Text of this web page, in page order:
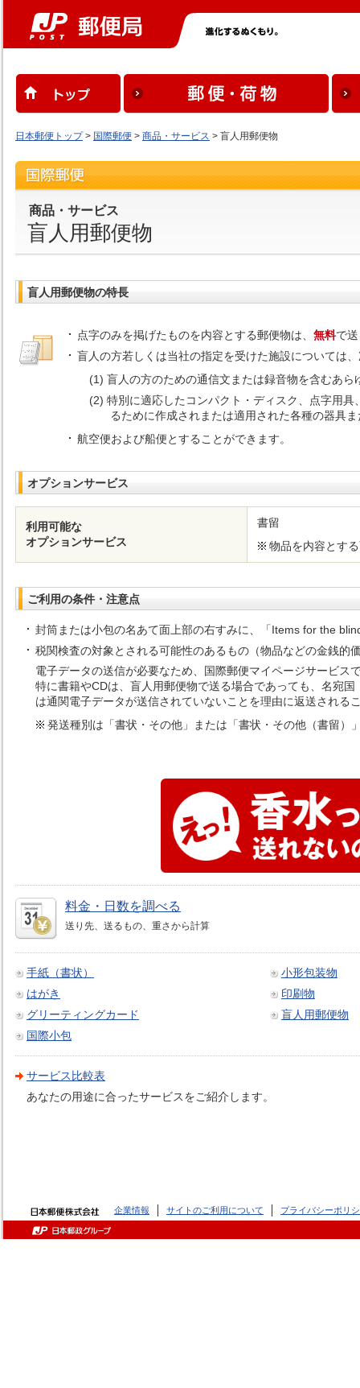
日本郵便トップ> 国際郵便 > 商品・サービス > 盲人用郵便物
商品・サービス
盲人用郵便物
盲人用郵便物の特長
点字のみを掲げたものを内容とする郵便物は、 無料で
盲人の方若しくは当社の指定を受けた施設については
盲人の方のための通信文または録音物を含むあら
特別に適応したコンパクト・ディスク、点字用
るために作成されまたは適用された各種の器具
航空便および船便とすることができます。
オプションサービス
利用可能な
オプションサービス
書留
物品を内容とす
ご利用の条件・注意点
封筒または小包の名あて面上部の右すみに、「Items for the
税関検査の対象とされる可能性のあるもの（物品などの金銭
電子データの送信が必要なため、国際郵便マイページサービス
特に書籍やCDは、盲人用郵便物で送る場合であっても、名宛
は通関電子データが送信されていないことを理由に返送される
発送種別は「書状・その他」または「書状・その他（書留）
料金・日数を調べる
送り先、送るもの、重さから計算
手紙（書状）
はがき
グリーティングカード
国際小包
小形包装物
印刷物
盲人用郵便物
サービス比較表
あなたの用途に合ったサービスをご紹介します。
企業情報 サイトのご利用について プライバシーポリ